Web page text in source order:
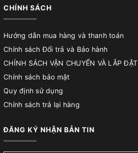
CHÍNH SÁCH
Hướng dẫn mua hàng và thanh toán
Chính sách Đổi trả và Bảo hành
CHÍNH SÁCH VẬN CHUYỂN VÀ LẮP ĐẶT
Chính sách bảo mật
Quy định sử dụng
Chính sách trả lại hàng
ĐĂNG KÝ NHẬN BẢN TIN